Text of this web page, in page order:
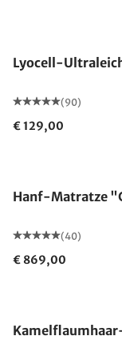
Lyocell-
(90)
€ 129,00
Hanf-Matratze
(40)
€ 869,00